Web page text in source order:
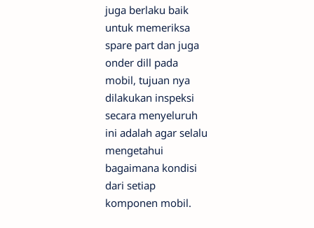
juga berlaku baik
untuk memeriksa
spare part dan juga
onder dill pada
mobil, tujuan nya
dilakukan inspeksi
secara menyeluruh
ini adalah agar selalu
mengetahui
bagaimana kondisi
dari setiap
komponen mobil.